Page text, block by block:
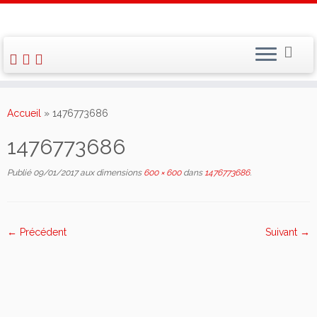
Accueil » 1476773686
1476773686
Publié 09/01/2017aux dimensions600 × 600dans1476773686.
← Précédent Suivant →